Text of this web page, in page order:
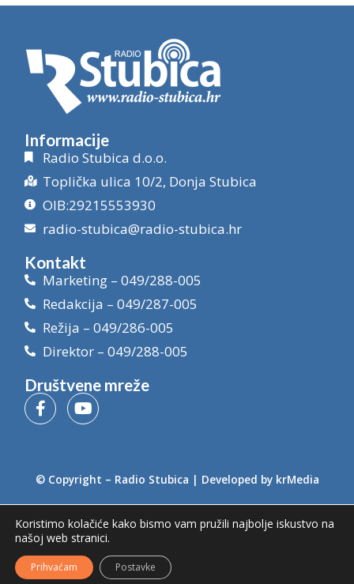
Informacije
Radio Stubica d.o.o.
Toplička ulica 10/2, Donja Stubica
OIB:29215553930
radio-stubica@radio-stubica.hr
Kontakt
Marketing – 049/288-005
Redakcija – 049/287-005
Režija – 049/286-005
Direktor – 049/288-005
Društvene mreže
© Copyright – Radio Stubica | Developed by krMedia
Koristimo kolačiće kako bismo vam pružili najbolje iskustvo na
našoj web stranici.
Prihvaćam Postavke